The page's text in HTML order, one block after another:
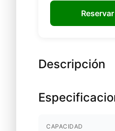
Descripción
CAPACIDAD